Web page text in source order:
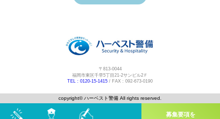
〒813-0044
福岡市東区千早5丁目21-2サンビル2Ｆ
TEL : 0120-15-1415 / FAX : 092-673-0190
copyright©️ ハーベスト警備 All rights reserved.
募集要項を